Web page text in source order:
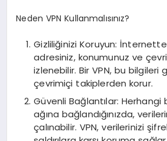
Neden VPN Kullanmalısınız?
Gizliliğinizi Koruyun:
adresiniz, konumunuz ve
izlenebilir. Bir VPN, bu bilgileri
çevrimiçi takiplerden korur.
Güvenli Bağlantılar: Herhangi
ağına bağlandığınızda,
çalınabilir. VPN, verilerinizi